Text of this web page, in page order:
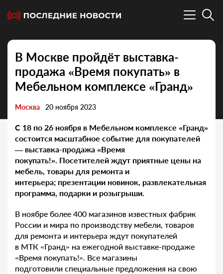
В Москве пройдёт выставка-
продажа «Время покупать» в
Мебельном комплексе «Гранд»
Москва 20 ноября 2023
С 18 по 26 ноября в Мебельном комплексе «Гранд»
состоится масштабное событие для покупателей
— выставка-продажа «Время
покупать!». Посетителей ждут приятные цены на
мебель, товары для ремонта и
интерьера; презентации новинок, развлекательная
программа, подарки и розыгрыши.
В ноябре более 400 магазинов известных фабрик
России и мира по производству мебели, товаров
для ремонта и интерьера ждут покупателей
в МТК «Гранд» на ежегодной выставке-продаже
«Время покупать!». Все магазины
подготовили специальные предложения на свою